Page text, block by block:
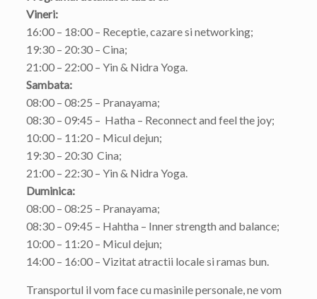
Vineri:
16:00 – 18:00 – Receptie, cazare si networking;
19:30 – 20:30 – Cina;
21:00 – 22:00 – Yin & Nidra Yoga.
Sambata:
08:00 – 08:25 – Pranayama;
08:30 – 09:45 – Hatha – Reconnect and feel the joy;
10:00 – 11:20 – Micul dejun;
19:30 – 20:30 Cina;
21:00 – 22:30 – Yin & Nidra Yoga.
Duminica:
08:00 – 08:25 – Pranayama;
08:30 – 09:45 – Hahtha – Inner strength and balance;
10:00 – 11:20 – Micul dejun;
14:00 – 16:00 – Vizitat atractii locale si ramas bun.
Transportul il vom face cu masinile personale, ne vom